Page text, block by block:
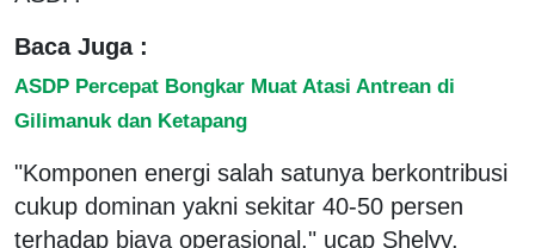
Baca Juga :
ASDP Percepat Bongkar Muat Atasi Antrean di
Gilimanuk dan Ketapang
"Komponen energi salah satunya berkontribusi
cukup dominan yakni sekitar 40-50 persen
terhadap biaya operasional," ucap Shelvy.